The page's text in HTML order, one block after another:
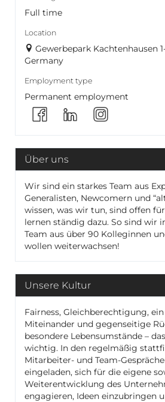
Full time
Location
Gewerbepark Kachtenhausen
Germany
Employment type
Permanent employment
Über uns
Wir sind ein starkes Team aus
Generalisten, Newcomern und
wissen, was wir tun, sind offen
lernen ständig dazu. So sind wir
Team aus über 90 Kolleginnen
wollen weiterwachsen!
Unsere Kultur
Fairness, Gleichberechtigung,
Miteinander und gegenseitige
besondere Lebensumstände –
wichtig. In den regelmäßig
Mitarbeiter- und Team-
eingeladen, sich für die eigene
Weiterentwicklung des
engagieren, Ideen einzubringen